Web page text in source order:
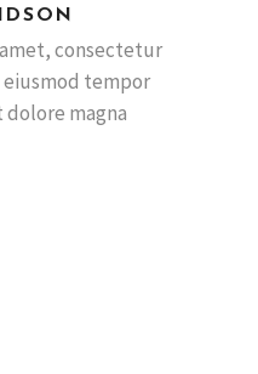
consectetur
tempor
magna